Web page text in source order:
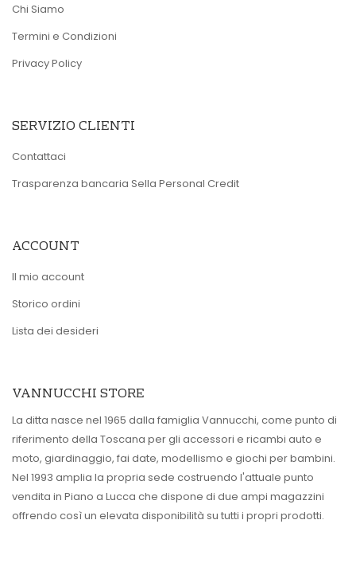
Chi Siamo
Termini e Condizioni
Privacy Policy
SERVIZIO CLIENTI
Contattaci
Trasparenza bancaria Sella Personal Credit
ACCOUNT
Il mio account
Storico ordini
Lista dei desideri
VANNUCCHI STORE
La ditta nasce nel 1965 dalla famiglia Vannucchi, come punto di
riferimento della Toscana per gli accessori e ricambi auto e
moto, giardinaggio, fai date, modellismo e giochi per bambini.
Nel 1993 amplia la propria sede costruendo l'attuale punto
vendita in Piano a Lucca che dispone di due ampi magazzini
offrendo così un elevata disponibilità su tutti i propri prodotti.